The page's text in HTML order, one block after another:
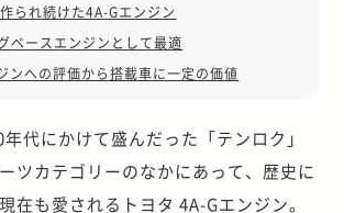
られ続けた4A-Gエンジン
ベースエンジンとして最適
ンへの評価から搭載車に一定の価値
代にかけて盛んだった「テンロク」
ツカテゴリーのなかにあって、歴史に
在も愛されるトヨタ 4A-Gエンジン。